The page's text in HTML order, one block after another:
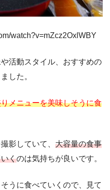
watch?v=mZcz2OxlWBY
活動スタイル、おすすめの
した。
メニューを美味しそうに食
影していて、 大容量の食事
くのは気持ちが良いです。
うに食べていくので、見て